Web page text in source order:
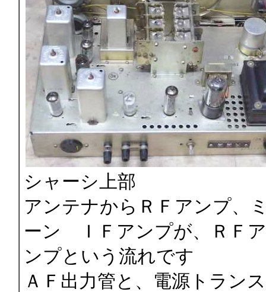
シャーシ上部
アンテナからＲＦアンプ、
ーン ＩＦアンプが、ＲＦ
ンプという流れです
ＡＦ出力管と、電源トラン